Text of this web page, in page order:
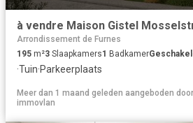
à vendre Maison Gistel
Arrondissement de Furnes
195 m²3 Slaapkamers1 Badkamer
·Tuin·Parkeerplaats
Meer dan 1 maand geleden aangeboden door
immovlan